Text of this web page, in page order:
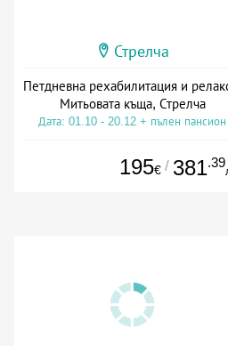
Стрелча
Петдневна рехабилитация и
Митьовата къща, Стрелча
Дата: 01.10 - 20.12 + пълен пансион
195€ / 381.39